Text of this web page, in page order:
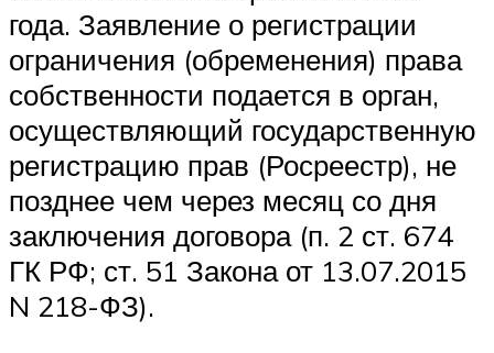
года. Заявление о регистрации
ограничения (обременения) права
собственности подается в орган,
осуществляющий государственную
регистрацию прав (Росреестр), не
позднее чем через месяц со дня
заключения договора (п. 2 ст. 674
ГК РФ; ст. 51 Закона от 13.07.2015
N 218-ФЗ).